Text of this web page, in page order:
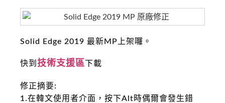
Solid Edge 2019 最新MP上架囉。
快到 技術支援區 下載
修正摘要:
1.在韓文使用者介面，按下Alt時偶爾會發生錯